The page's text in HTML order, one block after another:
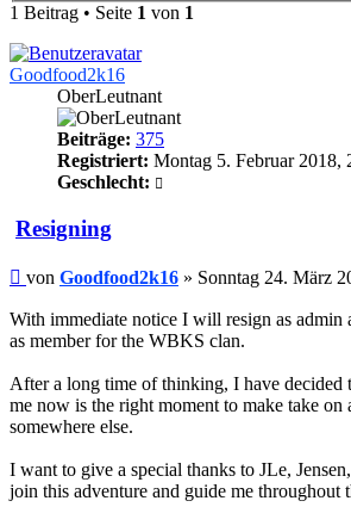
1 Beitrag • Seite 1 von 1
Goodfood2k16
OberLeutnant
Beiträge: 375
Registriert: Montag 5. Februar 2018,
Geschlecht:
Resigning
Beitrag
von Goodfood2k16 » Sonntag 24. März
With immediate notice I will resign as admin
as member for the WBKS clan.
After a long time of thinking, I have
me now is the right moment to make take on
somewhere else.
I want to give a special thanks to JLe,
join this adventure and guide me throughout